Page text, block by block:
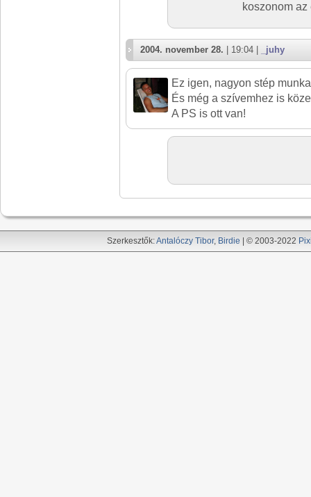
koszonom
2004. november 28. | 19:04 | _juhy
Ez igen, nagyon stép
És még a szívemhez is
A PS is ott van!
Szerkesztők:Antalóczy Tibor, Birdie | © 2003-2022